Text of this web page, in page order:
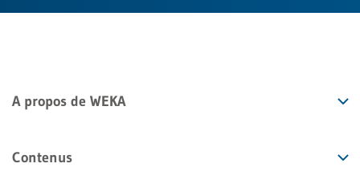
A propos de WEKA
Contenus